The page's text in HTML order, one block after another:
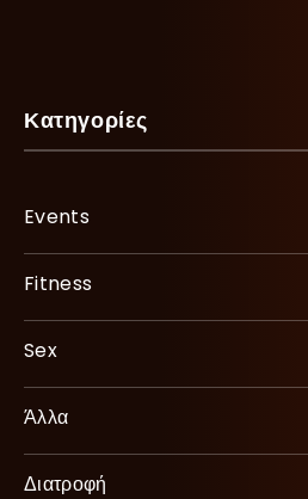
Κατηγορίες
Events
Fitness
Sex
Άλλα
Διατροφή